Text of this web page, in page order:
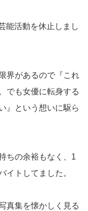
能活動を休止しまし
界があるので『これ
でも女優に転身する
』という想いに駆ら
ちの余裕もなく、1
イトしてました。
真集を懐かしく見る